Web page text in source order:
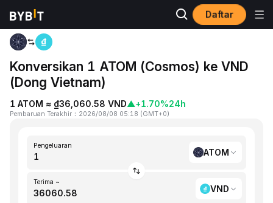
Daftar
Beranda
Konversikan 1 ATOM (Cosmos) ke VND
(Dong Vietnam)
1 ATOM ≈ ₫36,060.58 VND▲+1.70%24h
Pembaruan Terakhir ： 2026/08/08 05:18 (GMT+0)
Pengeluaran
ATOM
Terima ~
VND